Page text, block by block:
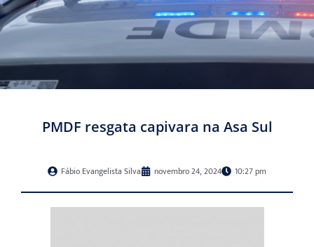
PMDF resgata capivara na Asa Sul
Fábio Evangelista Silva novembro 24, 2024 10:27 pm